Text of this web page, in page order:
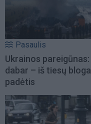
Pasaulis
Ukrainos pareigūnas:
dabar – iš tiesų bloga
padėtis